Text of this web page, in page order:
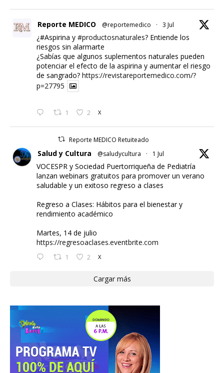
Reporte MEDICO @reportemedico · 3 Jul
¿#Aspirina y #productosnaturales? Entiende los
riesgos sin alarmarte
¿Sabías que algunos suplementos naturales pueden
potenciar el efecto de la aspirina y aumentar el riesgo
de sangrado? https://revistareportemedico.com/?
p=27795
1 2 X
Reporte MEDICO Retuiteado
Salud y Cultura @saludycultura · 1 Jul
VOCESPR y Sociedad Puertorriqueña de Pediatría
lanzan webinars gratuitos para promover un verano
saludable y un exitoso regreso a clases
Regreso a Clases: Hábitos para el bienestar y
rendimiento académico
Martes, 14 de julio
https://regresoaclases.eventbrite.com
1 2 X
Cargar más